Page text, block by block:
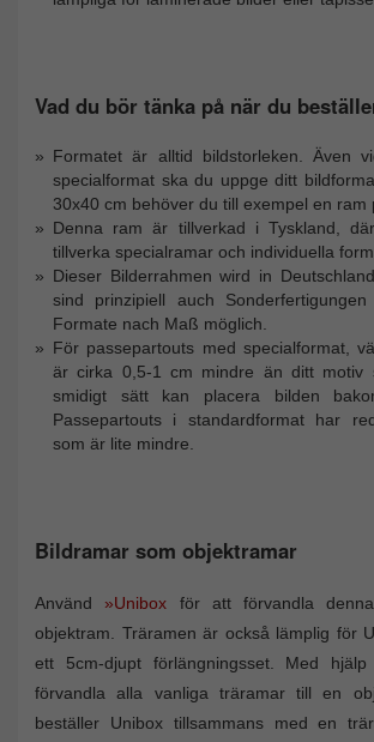
Vad du bör tänka på när du
Formatet är alltid bildstorleken. Även
specialformat ska du uppge ditt
30x40 cm behöver du till exempel en ram
Denna ram är tillverkad i Tyskland,
tillverka specialramar och individuella
Dieser Bilderrahmen wird in
sind prinzipiell auch
Formate nach Maß möglich.
För passepartouts med specialformat,
är cirka 0,5-1 cm mindre än ditt
smidigt sätt kan placera bilden
Passepartouts i standardformat har
som är lite mindre.
Bildramar som objektramar
Använd »Unibox för att förvandla
objektram. Träramen är också lämplig för
ett 5cm-djupt förlängningsset. Med
förvandla alla vanliga träramar till en
beställer Unibox tillsammans med en